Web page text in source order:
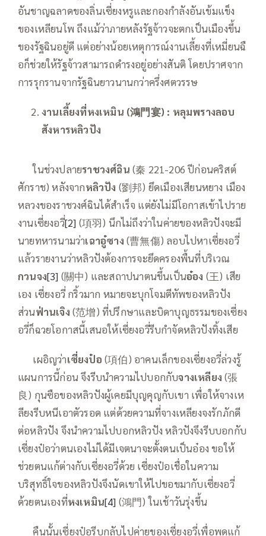
อันชาญฉลาดของลิ่นเซี่ยงหรูและกองกำลังอันเข้มแข็ง
ของเหลียนโพ ถึงแม้ว่าภายหลังรัฐจ้าวจะตกเป็นเมืองขึ้น
ของรัฐฉินอยู่ดี แต่อย่างน้อยเหตุการณ์งานเลี้ยงที่เหมี่ยนฉื
อก็ช่วยให้รัฐจ้าวสามารถดำรงอยู่อย่างสันติ โดยปราศจาก
การรุกรานจากรัฐฉินยาวนานกว่าครึ่งศตวรรษ
งานเลี้ยงที่หงเหมิน (鴻門宴) : หลุมพรางลอบ
สังหารหลิวปัง
—–ในช่วงปลายราชวงศ์ฉิน (秦 221-206 ปีก่อนคริสต์
ศักราช) หลังจากหลิวปัง (劉邦) ยึดเมืองเสียนหยาง เมือง
หลวงของราชวงศ์ฉินได้สำเร็จ แต่ยังไม่มีโอกาสเข้าไปราย
งานเซี่ยงอวี่[2] (項羽) นึกไม่ถึงว่าในค่ายของหลิวปังจะมี
นายทหารนามว่าเฉาอู๋ซาง (曹無傷) ลอบไปหาเซี่ยงอวี่
แล้วรายงานว่าหลิวปังต้องการจะยึดครองพื้นที่บริเวณ
กวนจง[3] (關中) และสถาปนาตนขึ้นเป็นอ๋อง (王) เสีย
เอง เซี่ยงอวี่ กริ้วมาก หมายจะบุกโจมตีทัพของหลิวปัง
ส่วนฟ่านเจิง (范增) ที่ปรึกษาและบิดาบุญธรรมของเซี่ยง
อวี่ก็ฉวยโอกาสนี้เสนอให้เซี่ยงอวรีบกำจัดหลิวปังทิ้งเสีย
เผอิญว่าเซี่ยงป๋อ (項伯) อาคนเล็กของเซี่ยงอวี่ล่วงรู้
แผนการนี้ก่อน จึงรีบนำความไปบอกกับจางเหลียง (張
良) กุนซือของหลิวปังผู้เคยมีบุญคุญกับเขา เพื่อให้จางเห
ลียงรีบหนีเอาตัวรอด แต่ด้วยความที่จางเหลียงจงรักภักดี
ต่อหลิวปัง จึงนำความไปบอกหลิวปัง หลิวปังจึงรีบบอกกับ
เซี่ยงป๋อว่าตนเองไม่ได้มีเจตนาจะตั้งตนเป็นอ๋อง ขอให้
ช่วยตนแก้ต่างกับเซี่ยงอวี่ด้วย เซี่ยงป๋อเชื่อในความ
บริสุทธิ์ใจของหลิวปังจึงนัดเขาให้ไปขอขมากับเซี่ยงอวี่
ด้วยตนเองที่หงเหมิน[4] (鴻門) ในเช้าวันรุ่งขึ้น
—–คืนนั้นเซี่ยงป๋อรีบกลับไปค่ายของเซี่ยงอวี่เพื่อพูดแก้